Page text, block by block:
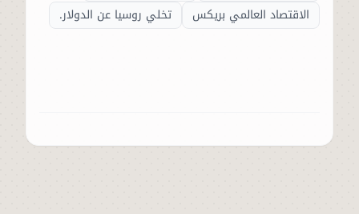
الاقتصاد العالمي بريكس
تخلي روسيا عن الدولار.